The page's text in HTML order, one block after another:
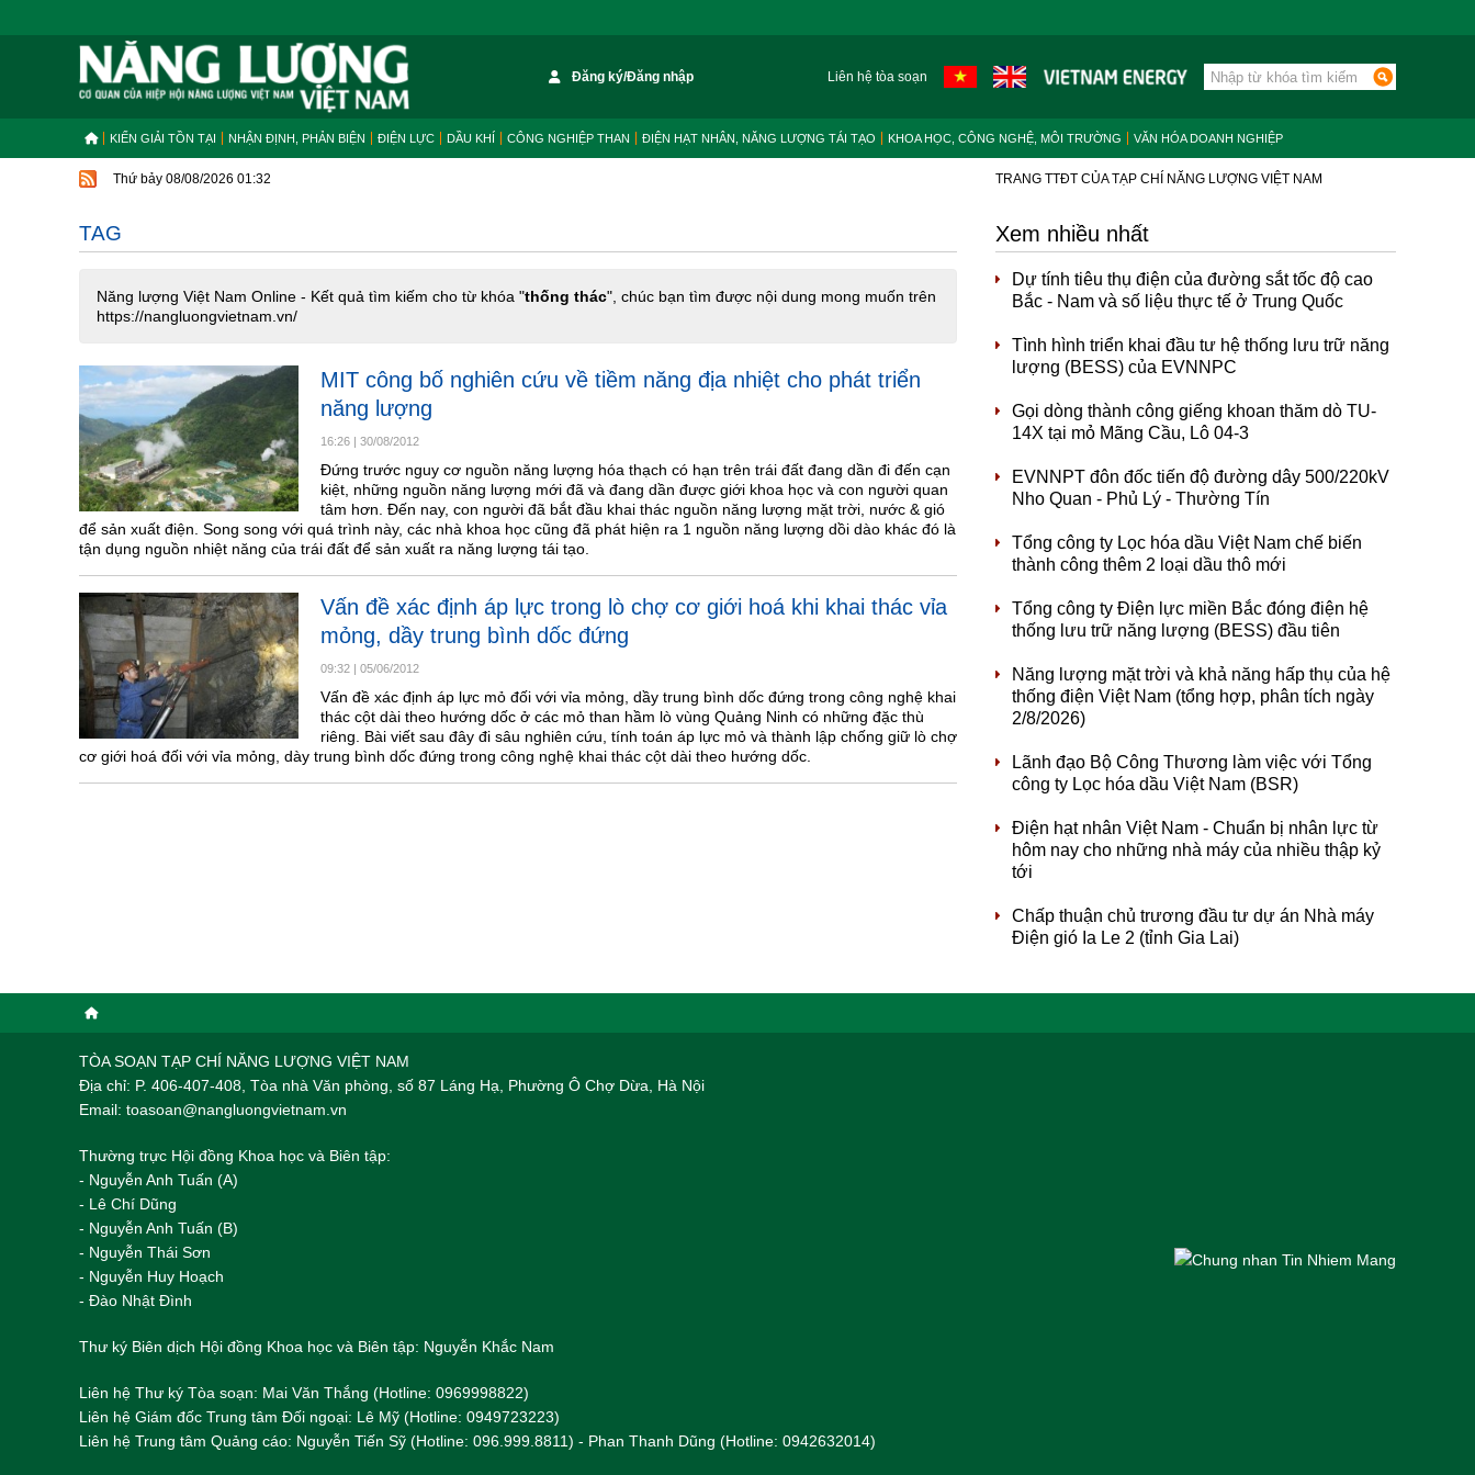
Đăng ký/Đăng nhập Liên hệ tòa soạn
KIẾN GIẢI TỒN TẠI NHẬN ĐỊNH, PHẢN BIỆN ĐIỆN LỰC DẦU KHÍ CÔNG NGHIỆP THAN ĐIỆN HẠT NHÂN, NĂNG LƯỢNG TÁI TẠO KHOA HỌC, CÔNG NGHỆ, MÔI TRƯỜNG VĂN HÓA DOANH NGHIỆP
Thứ bảy 08/08/2026 01:32 TRANG TTĐT CỦA TẠP CHÍ NĂNG LƯỢNG VIỆT NAM
TAG
Năng lượng Việt Nam Online - Kết quả tìm kiếm cho từ khóa "thống thác", chúc bạn tìm được nội dung mong muốn trên
https://nangluongvietnam.vn/
MIT công bố nghiên cứu về tiềm năng địa nhiệt cho phát triển
năng lượng
16:26 | 30/08/2012
Đứng trước nguy cơ nguồn năng lượng hóa thạch có hạn trên trái đất đang dần đi đến cạn
kiệt, những nguồn năng lượng mới đã và đang dần được giới khoa học và con người quan
tâm hơn. Đến nay, con người đã bắt đầu khai thác nguồn năng lượng mặt trời, nước & gió
để sản xuất điện. Song song với quá trình này, các nhà khoa học cũng đã phát hiện ra 1 nguồn năng lượng dồi dào khác đó là
tận dụng nguồn nhiệt năng của trái đất để sản xuất ra năng lượng tái tạo.
Vấn đề xác định áp lực trong lò chợ cơ giới hoá khi khai thác vỉa
mỏng, dầy trung bình dốc đứng
09:32 | 05/06/2012
Vấn đề xác định áp lực mỏ đối với vỉa mỏng, dầy trung bình dốc đứng trong công nghệ khai
thác cột dài theo hướng dốc ở các mỏ than hầm lò vùng Quảng Ninh có những đặc thù
riêng. Bài viết sau đây đi sâu nghiên cứu, tính toán áp lực mỏ và thành lập chống giữ lò chợ
cơ giới hoá đối với vỉa mỏng, dày trung bình dốc đứng trong công nghệ khai thác cột dài theo hướng dốc.
Xem nhiều nhất
Dự tính tiêu thụ điện của đường sắt tốc độ cao
Bắc - Nam và số liệu thực tế ở Trung Quốc
Tình hình triển khai đầu tư hệ thống lưu trữ năng
lượng (BESS) của EVNNPC
Gọi dòng thành công giếng khoan thăm dò TU-
14X tại mỏ Mãng Cầu, Lô 04-3
EVNNPT đôn đốc tiến độ đường dây 500/220kV
Nho Quan - Phủ Lý - Thường Tín
Tổng công ty Lọc hóa dầu Việt Nam chế biến
thành công thêm 2 loại dầu thô mới
Tổng công ty Điện lực miền Bắc đóng điện hệ
thống lưu trữ năng lượng (BESS) đầu tiên
Năng lượng mặt trời và khả năng hấp thụ của hệ
thống điện Việt Nam (tổng hợp, phân tích ngày
2/8/2026)
Lãnh đạo Bộ Công Thương làm việc với Tổng
công ty Lọc hóa dầu Việt Nam (BSR)
Điện hạt nhân Việt Nam - Chuẩn bị nhân lực từ
hôm nay cho những nhà máy của nhiều thập kỷ
tới
Chấp thuận chủ trương đầu tư dự án Nhà máy
Điện gió Ia Le 2 (tỉnh Gia Lai)
TÒA SOẠN TẠP CHÍ NĂNG LƯỢNG VIỆT NAM
Địa chỉ: P. 406-407-408, Tòa nhà Văn phòng, số 87 Láng Hạ, Phường Ô Chợ Dừa, Hà Nội
Email: toasoan@nangluongvietnam.vn
Thường trực Hội đồng Khoa học và Biên tập:
​​​​​​- Nguyễn Anh Tuấn (A)
- Lê Chí Dũng
- Nguyễn Anh Tuấn (B)
- Nguyễn Thái Sơn
- Nguyễn Huy Hoạch
- Đào Nhật Đình
Thư ký Biên dịch Hội đồng Khoa học và Biên tập: Nguyễn Khắc Nam
Liên hệ Thư ký Tòa soạn: Mai Văn Thắng (Hotline: 0969998822)
Liên hệ Giám đốc Trung tâm Đối ngoại: Lê Mỹ (Hotline: 0949723223)
Liên hệ Trung tâm Quảng cáo: Nguyễn Tiến Sỹ (Hotline: 096.999.8811) - Phan Thanh Dũng (Hotline: 0942632014)